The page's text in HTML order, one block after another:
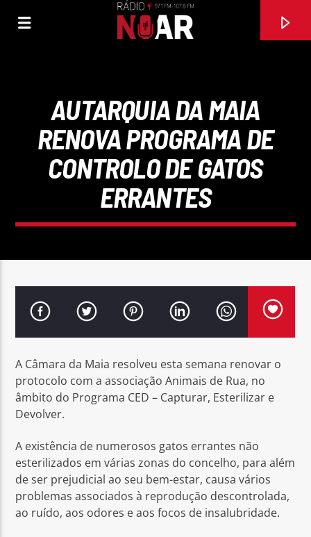
FAIXA ATUAL
TU EU
JORDI
Rádio No ar
AUTARQUIA DA MAIA
RENOVA PROGRAMA DE
CONTROLO DE GATOS
ERRANTES
A Câmara da Maia resolveu esta semana renovar o
protocolo com a associação Animais de Rua, no
âmbito do Programa CED – Capturar, Esterilizar e
Devolver.
A existência de numerosos gatos errantes não
esterilizados em várias zonas do concelho, para além
de ser prejudicial ao seu bem-estar, causa vários
problemas associados à reprodução descontrolada,
ao ruído, aos odores e aos focos de insalubridade.